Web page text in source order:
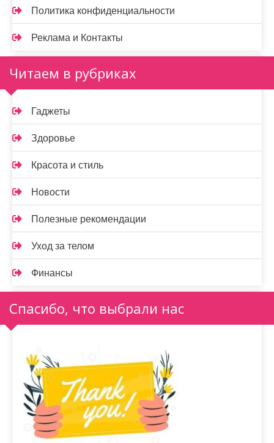
Политика конфиденциальности
Реклама и Контакты
Читаем в рубриках
Гаджеты
Здоровье
Красота и стиль
Новости
Полезные рекомендации
Уход за телом
Финансы
Спасибо, что выбрали нас